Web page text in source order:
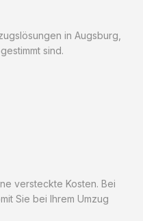
in Augsburg,
sind.
versteckte Kosten. Bei
Sie bei Ihrem Umzug